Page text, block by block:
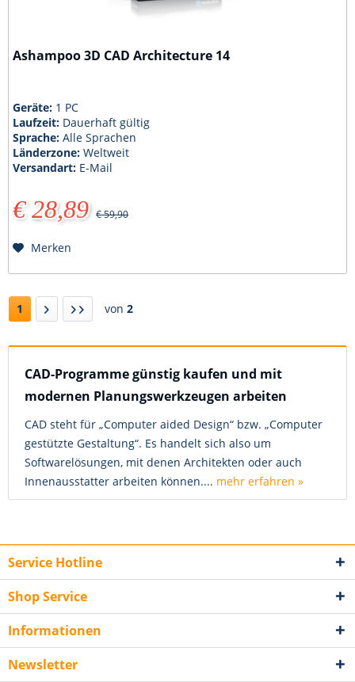
Ashampoo 3D CAD Architecture 14
Geräte: 1 PC
Laufzeit: Dauerhaft gültig
Sprache:Alle Sprachen
Länderzone:Weltweit
Versandart: E-Mail
€ 28,89 € 59,90
Merken
1 von 2
CAD-Programme günstig kaufen und mit
modernen Planungswerkzeugen arbeiten
CAD steht für „Computer aided Design“ bzw. „Computer
gestützte Gestaltung“. Es handelt sich also um
Softwarelösungen, mit denen Architekten oder auch
Innenausstatter arbeiten können.... mehr erfahren »
Service Hotline
Shop Service
Informationen
Newsletter